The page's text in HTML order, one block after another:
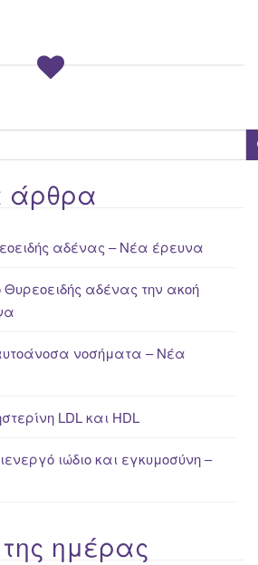
άρθρα
αδένας – Νέα έρευνα
αδένας την ακοή
νοσήματα – Νέα
LDL και HDL
ιώδιο και εγκυμοσύνη –
ημέρας